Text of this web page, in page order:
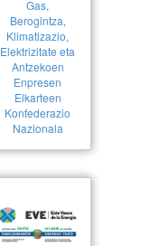
Gas,
Berogintza,
Klimatizazio,
Elektrizitate eta
Antzekoen
Enpresen
Elkarteen
Konfederazio
Nazionala